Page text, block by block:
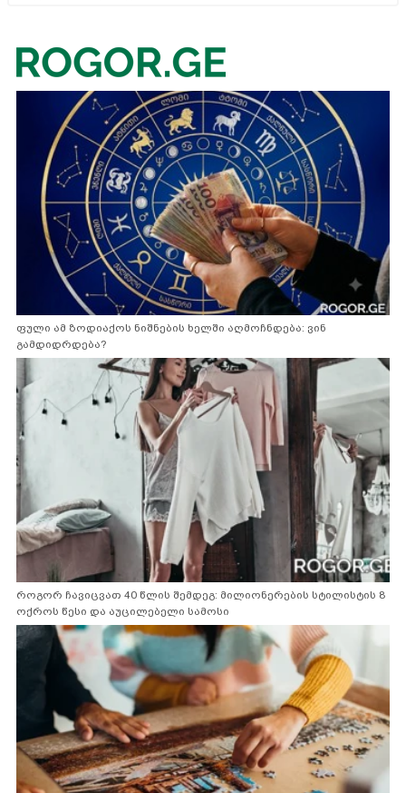
ფული ამ ზოდიაქოს ნიშნების ხელში აღმოჩნდება: ვინ
გამდიდრდება?
როგორ ჩავიცვათ 40 წლის შემდეგ: მილიონერების სტილისტის 8
ოქროს წესი და აუცილებელი სამოსი